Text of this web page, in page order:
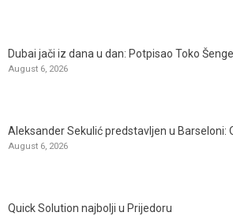
Dubai jači iz dana u dan: Potpisao Toko
August 6, 2026
Aleksander Sekulić predstavljen u Barseloni:
August 6, 2026
Quick Solution najbolji u Prijedoru